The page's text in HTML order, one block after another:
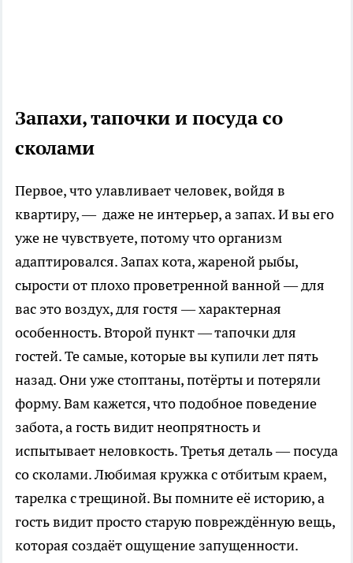
Запахи, тапочки и посуда со
сколами
Первое, что улавливает человек, войдя в
квартиру, — даже не интерьер, а запах. И вы его
уже не чувствуете, потому что организм
адаптировался. Запах кота, жареной рыбы,
сырости от плохо проветренной ванной — для
вас это воздух, для гостя — характерная
особенность. Второй пункт — тапочки для
гостей. Те самые, которые вы купили лет пять
назад. Они уже стоптаны, потёрты и потеряли
форму. Вам кажется, что подобное поведение
забота, а гость видит неопрятность и
испытывает неловкость. Третья деталь — посуда
со сколами. Любимая кружка с отбитым краем,
тарелка с трещиной. Вы помните её историю, а
гость видит просто старую повреждённую вещь,
которая создаёт ощущение запущенности.